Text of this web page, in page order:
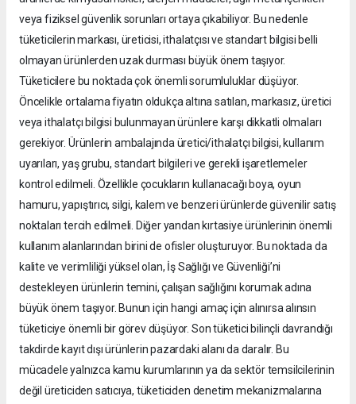
veya fiziksel güvenlik sorunları ortaya çıkabiliyor. Bu nedenle
tüketicilerin markası, üreticisi, ithalatçısı ve standart bilgisi belli
olmayan ürünlerden uzak durması büyük önem taşıyor.
Tüketicilere bu noktada çok önemli sorumluluklar düşüyor.
Öncelikle ortalama fiyatın oldukça altına satılan, markasız, üretici
veya ithalatçı bilgisi bulunmayan ürünlere karşı dikkatli olmaları
gerekiyor. Ürünlerin ambalajında üretici/ithalatçı bilgisi, kullanım
uyarıları, yaş grubu, standart bilgileri ve gerekli işaretlemeler
kontrol edilmeli. Özellikle çocukların kullanacağı boya, oyun
hamuru, yapıştırıcı, silgi, kalem ve benzeri ürünlerde güvenilir satış
noktaları tercih edilmeli. Diğer yandan kırtasiye ürünlerinin önemli
kullanım alanlarından birini de ofisler oluşturuyor. Bu noktada da
kalite ve verimliliği yüksel olan, İş Sağlığı ve Güvenliği’ni
destekleyen ürünlerin temini, çalışan sağlığını korumak adına
büyük önem taşıyor. Bunun için hangi amaç için alınırsa alınsın
tüketiciye önemli bir görev düşüyor. Son tüketici bilinçli davrandığı
takdirde kayıt dışı ürünlerin pazardaki alanı da daralır. Bu
mücadele yalnızca kamu kurumlarının ya da sektör temsilcilerinin
değil üreticiden satıcıya, tüketiciden denetim mekanizmalarına